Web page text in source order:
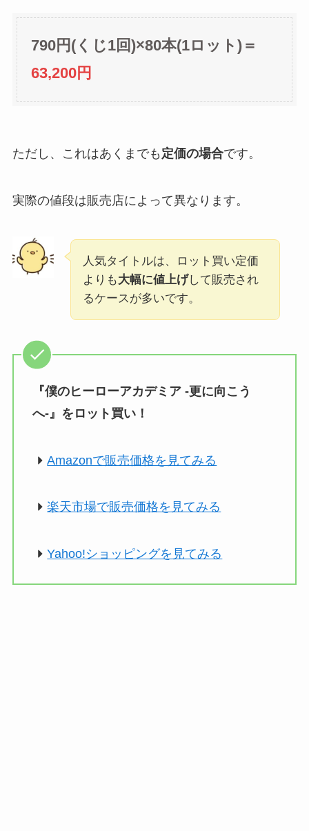
790円(くじ1回)×80本(1ロット)＝
63,200円
ただし、これはあくまでも 定価の場合です。
実際の値段は販売店によって異なります。
人気タイトルは、ロット買い定価
よりも大幅に値上げして販売され
るケースが多いです。
『僕のヒーローアカデミア -更に向こう
へ-』をロット買い！
Amazonで販売価格を見てみる
楽天市場で販売価格を見てみる
Yahoo!ショッピングを見てみる